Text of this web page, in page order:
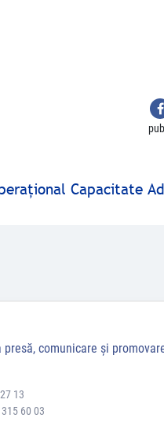
Capacitate
presă, comunicare și
13
60 03